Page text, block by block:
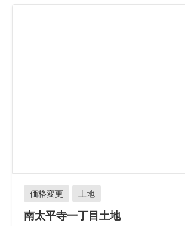
価格変更 土地
南太平寺一丁目土地